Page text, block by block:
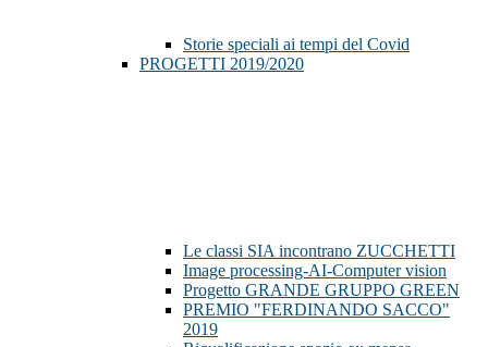
Storie speciali ai tempi del Covid
PROGETTI 2019/2020
Le classi SIA incontrano ZUCCHETTI
Image processing-AI-Computer vision
Progetto GRANDE GRUPPO GREEN
PREMIO "FERDINANDO SACCO"
2019